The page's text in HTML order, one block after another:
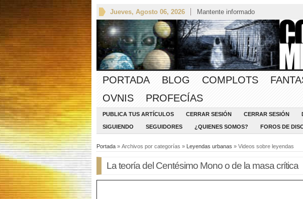
Jueves, Agosto 06, 2026 Mantente informado
PORTADA BLOG COMPLOTS
OVNIS
PROFECÍAS
PUBLICA TUS ARTÍCULOS CERRAR SESIÓN CERRAR SESIÓN
SIGUIENDO SEGUIDORES ¿QUIENES SOMOS? FOROS DE
Portada » Archivos por categorías » Leyendas urbanas » Videos sobre leyendas
La teoría del Centésimo Mono o de la masa crítica